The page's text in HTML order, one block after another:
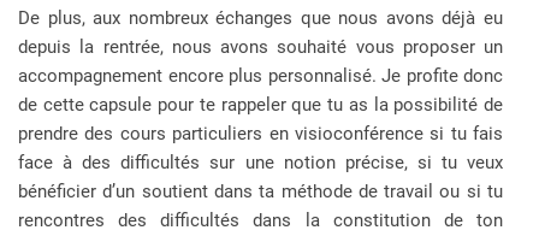
De plus, aux nombreux échanges que nous avons déjà eu
depuis la rentrée, nous avons souhaité vous proposer un
accompagnement encore plus personnalisé. Je profite donc
de cette capsule pour te rappeler que tu as la possibilité de
prendre des cours particuliers en visioconférence si tu fais
face à des difficultés sur une notion précise, si tu veux
bénéficier d’un soutient dans ta méthode de travail ou si tu
rencontres des difficultés dans la constitution de ton